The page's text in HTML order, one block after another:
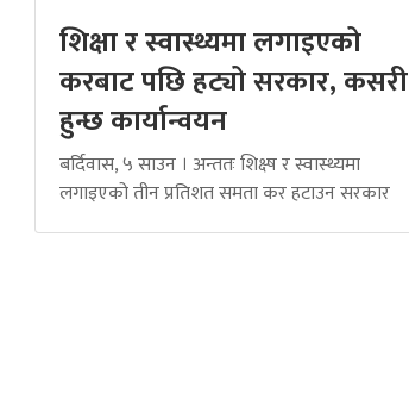
शिक्षा र स्वास्थ्यमा लगाइएको
करबाट पछि हट्यो सरकार, कसरी
हुन्छ कार्यान्वयन
बर्दिवास, ५ साउन । अन्ततः शिक्ष्ष र स्वास्थ्यमा
लगाइएको तीन प्रतिशत समता कर हटाउन सरकार